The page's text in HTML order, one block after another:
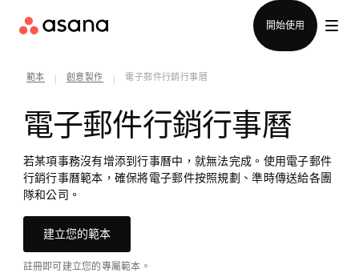
開始使用
範本 創意製作 電子郵件行銷行事曆
電子郵件行銷行事曆
若某項事務沒有增添到行事曆中，就無法完成。使用電子郵件
行銷行事曆範本，確保將電子郵件按照規劃、準時傳送給各團
隊和公司。
建立您的範本
註冊即可建立您的專屬範本。